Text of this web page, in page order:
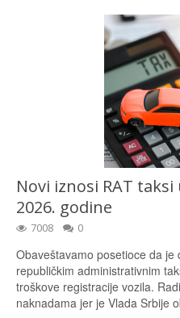
Novi iznosi RAT
2026. godine
7008 0
Obaveštavamo posetioce da
republičkim administrativnim
troškove registracije vozila.
naknadama jer je Vlada Srbije